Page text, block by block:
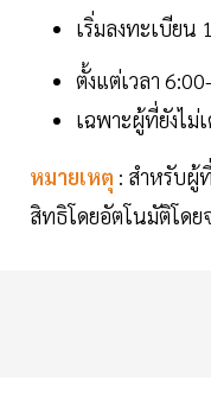
เริ่มลงทะเบียน
ตั้งแต่เวลา
เฉพาะผู้ที่ยังไม่
หมายเหตุ : สำหรับผู้
สิทธิโดยอัตโนมัติโด